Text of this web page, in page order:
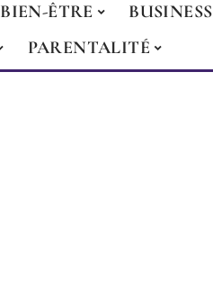
BIEN-ÊTRE BUSINESS
PARENTALITÉ